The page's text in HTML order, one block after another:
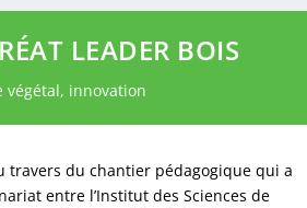
LEADER BOIS
végétal, innovation
travers du chantier pédagogique qui a
entre l’Institut des Sciences de